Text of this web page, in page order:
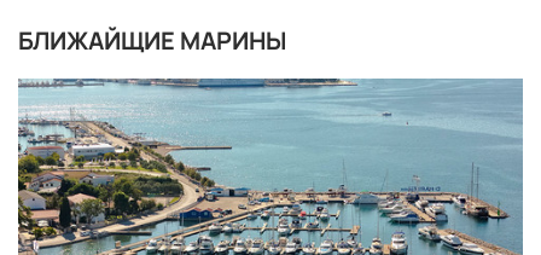
безопасное убежище, потому что это естественно,
защищенном от ветра и, помимо стандартных услуг
(300 морских причалов, 200 onland мест, кранов,
автоматическая дворе и т. д.), он оказывает услуги по
ремонту, где вы также можете приобрести запчасти
для вашего судна. Если вы не имеете свой
собственный корабль, и вы хотите провести
незабываемый отпуск, мы можем предложить вам
БЛИЖАЙЩИЕ МАРИНЫ